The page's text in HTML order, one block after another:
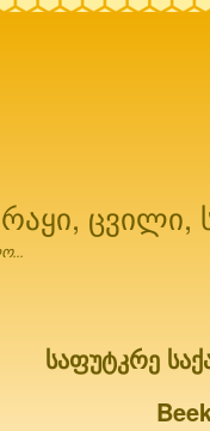
Skip to
ცვილი,
საფუტკრე